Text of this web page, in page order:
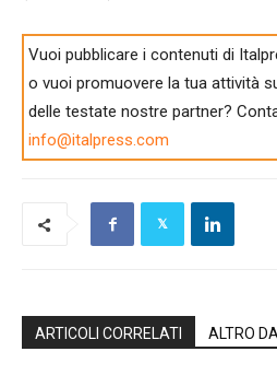
Vuoi pubblicare i contenuti di
o vuoi promuovere la tua attività
delle testate nostre partner?
info@italpress.com
ARTICOLI CORRELATI ALTRO